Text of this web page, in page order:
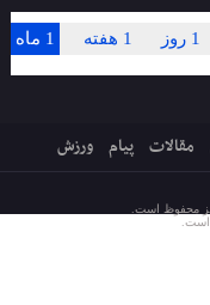
1 ماه 1 هفته 1 روز
مقالات پیام ورزش
محفوظ است.
است.